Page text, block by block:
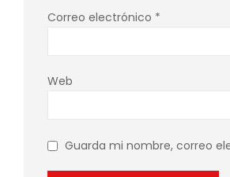
Correo electrónico *
Web
Guarda mi nombre, correo